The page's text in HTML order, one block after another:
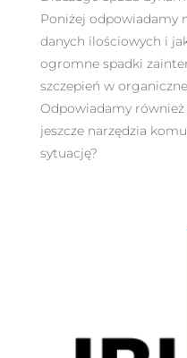
Poniżej odpowiadamy
danych ilościowych i
ogromne spadki
szczepień w
Odpowiadamy
jeszcze narzędzia
sytuację?